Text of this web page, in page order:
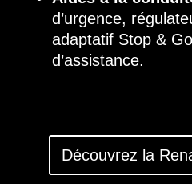
d’urgence,
adaptatif Stop &
d’assistance.
Découvrez la